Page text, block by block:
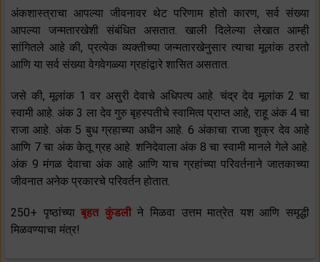
अंकशास्त्राचा आपल्या जीवनावर थेट परिणाम होतो कारण, सर्व संख्या
आपल्या जन्मतारखेशी संबंधित असतात. खाली दिलेल्या लेखात आम्ही
सांगितले आहे की, प्रत्येक व्यक्तीच्या जन्मतारखेनुसार त्याचा मूलांक ठरतो
आणि या सर्व संख्या वेगवेगळ्या ग्रहांद्वारे शासित असतात.
जसे की, मूलांक 1 वर असुरी देवाचे अधिपत्य आहे. चंद्र देव मूलांक 2 चा
स्वामी आहे. अंक 3 ला देव गुरु बृहस्पतीचे स्वामित्व प्राप्त आहे, राहू अंक 4 चा
राजा आहे. अंक 5 बुध ग्रहाच्या अधीन आहे. 6 अंकाचा राजा शुक्र देव आहे
आणि 7 चा अंक केतू ग्रह आहे. शनिदेवाला अंक 8 चा स्वामी मानले गेले आहे.
अंक 9 मंगळ देवाचा अंक आहे आणि याच ग्रहांच्या परिवर्तनाने जातकाच्या
जीवनात अनेक प्रकारचे परिवर्तन होतात.
250+ पृष्ठांच्याबृहत कुंडलीने मिळवा उत्तम मात्रेत यश आणि समृद्धी
मिळवण्याचा मंत्र!